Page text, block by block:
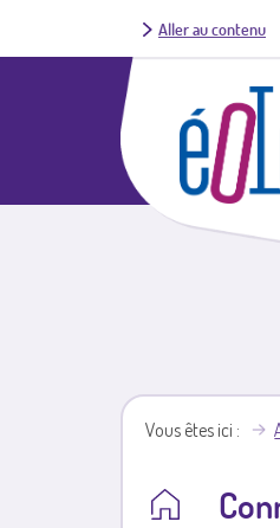
Aller au contenu
Vous êtes ici